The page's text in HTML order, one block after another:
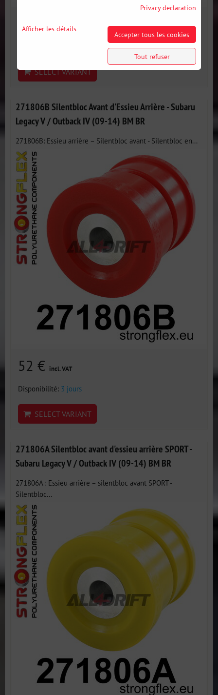
56 €incl. VAT
SELECT VARIANT
271806B Silentbloc Avant d'Essieu Arrière - Subaru
Legacy V / Outback IV (09-14) BM BR
271806B: Essieu arrière – Silentbloc avant - Silentbloc en...
52 € incl. VAT
Disponibilité: 3 jours
SELECT VARIANT
271806A Silentbloc avant d'essieu arrière SPORT -
Subaru Legacy V / Outback IV (09-14) BM BR
271806A : Essieu arrière – silentbloc avant SPORT -
Silentbloc...
Privacy declaration
Afficher les détails
Accepter tous les cookies
Tout refuser